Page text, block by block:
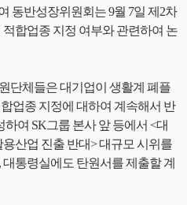
동반성장위원회는 9월 7일 제2차
합업종 지정 여부와 관련하여 논
단체들은 대기업이 생활계 폐플
업종 지정에 대하여 계속해서 반
여 SK그룹 본사 앞 등에서 <대
산업 진출 반대> 대규모 시위를
통령실에도 탄원서를 제출할 계